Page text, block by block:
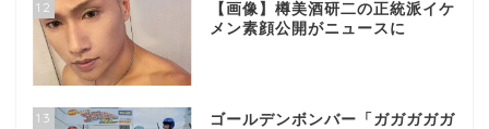
12
【画像】樽美酒研二の正統派イケ
メン素顔公開がニュースに
13
ゴールデンボンバー「ガガガガガ